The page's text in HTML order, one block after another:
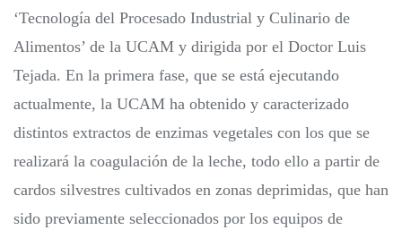
‘Tecnología del Procesado Industrial y Culinario de
Alimentos’ de la UCAM y dirigida por el Doctor Luis
Tejada. En la primera fase, que se está ejecutando
actualmente, la UCAM ha obtenido y caracterizado
distintos extractos de enzimas vegetales con los que se
realizará la coagulación de la leche, todo ello a partir de
cardos silvestres cultivados en zonas deprimidas, que han
sido previamente seleccionados por los equipos de